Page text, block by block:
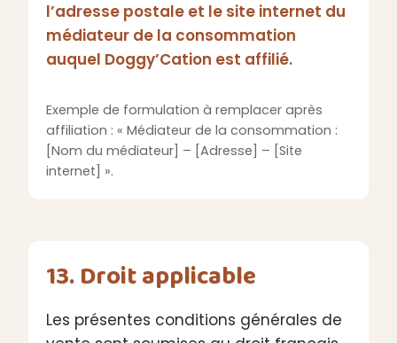
l’adresse postale et le site internet du
médiateur de la consommation
auquel Doggy’Cation est affilié.
Exemple de formulation à remplacer après
affiliation : « Médiateur de la consommation :
[Nom du médiateur] – [Adresse] – [Site
internet] ».
13. Droit applicable
Les présentes conditions générales de